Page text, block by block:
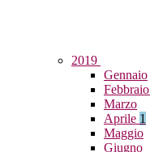
2019
Gennaio
Febbraio
Marzo
Aprile 1
Maggio
Giugno